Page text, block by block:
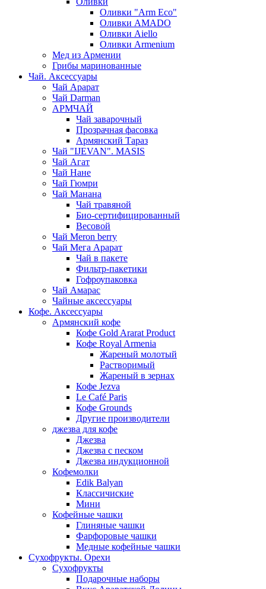
Оливки "Arm Eco"
Оливки AMADO
Оливки Aiello
Оливки Armenium
Мед из Армении
Грибы маринованные
Чай. Аксессуары
Чай Арарат
Чай Darman
АРМЧАЙ
Чай заварочный
Прозрачная фасовка
Армянский Тараз
Чай "IJEVAN". MASIS
Чай Агат
Чай Нане
Чай Гюмри
Чай Манана
Чай травяной
Био-сертифицированный
Весовой
Чай Meron berry
Чай Мега Арарат
Чай в пакете
Фильтр-пакетики
Гофроупаковка
Чай Амарас
Чайные аксессуары
Кофе. Аксессуары
Армянский кофе
Кофе Gold Ararat Product
Кофе Royal Armenia
Жареный молотый
Растворимый
Жареный в зернах
Кофе Jezva
Le Café Paris
Кофе Grounds
Другие производители
джезва для кофе
Джезва
Джезва с песком
Джезва индукционной
Кофемолки
Edik Balyan
Классичиские
Мини
Кофейные чашки
Глиняные чашки
Фарфоровые чашки
Медные кофейные чашки
Сухофрукты. Орехи
Сухофрукты
Подарочные наборы